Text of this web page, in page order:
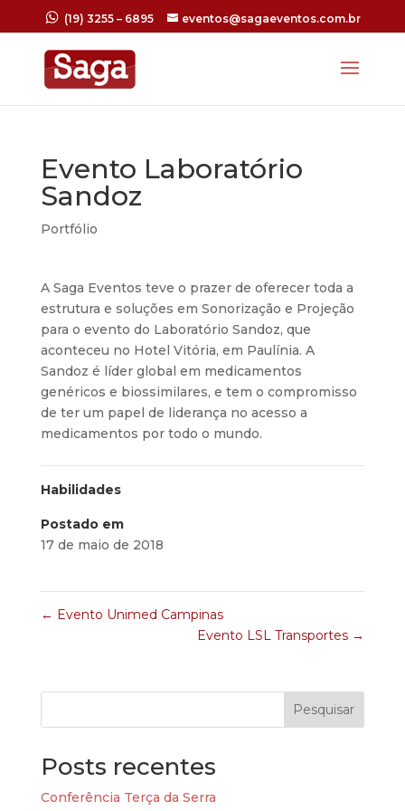
(19) 3255 – 6895 eventos@sagaeventos.com.br
Evento Laboratório
Sandoz
Portfólio
A Saga Eventos teve o prazer de oferecer toda a
estrutura e soluções em Sonorização e Projeção
para o evento do Laboratório Sandoz, que
aconteceu no Hotel Vitória, em Paulínia. A
Sandoz é líder global em medicamentos
genéricos e biossimilares, e tem o compromisso
de ter um papel de liderança no acesso a
medicamentos por todo o mundo.
Habilidades
Postado em
17 de maio de 2018
← Evento Unimed Campinas
Evento LSL Transportes →
Pesquisar
Posts recentes
Conferência Terça da Serra